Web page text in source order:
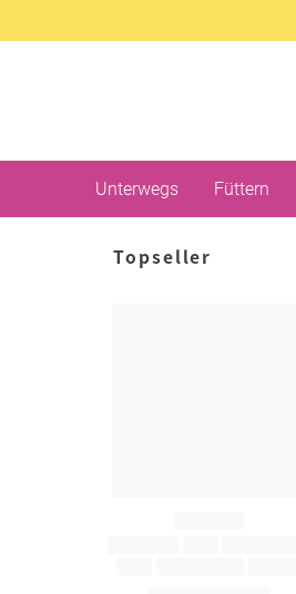
Unterwegs Füttern
Topseller